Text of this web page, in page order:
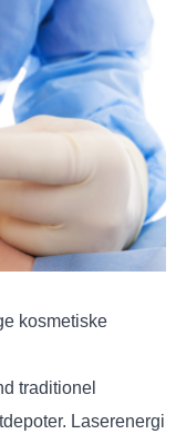
kosmetiske
traditionel
Laserenergi